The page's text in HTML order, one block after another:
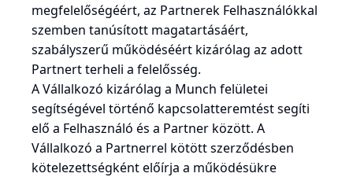
megfelelőségéért, az Partnerek Felhasználókkal
szemben tanúsított magatartásáért,
szabályszerű működéséért kizárólag az adott
Partnert terheli a felelősség.
A Vállalkozó kizárólag a Munch felületei
segítségével történő kapcsolatteremtést segíti
elő a Felhasználó és a Partner között. A
Vállalkozó a Partnerrel kötött szerződésben
kötelezettségként előírja a működésükre